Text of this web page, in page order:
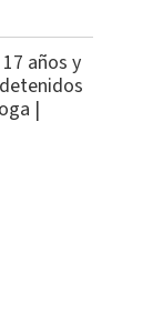
años y
|